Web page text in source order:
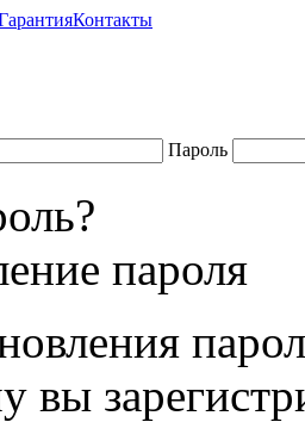
Контакты
Пароль
пароля
вы